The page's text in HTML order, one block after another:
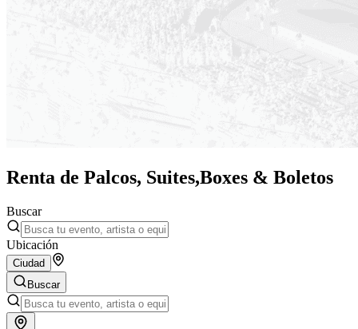
Renta de Palcos, Suites,Boxes & Boletos
Buscar
Ubicación
Ciudad
Buscar